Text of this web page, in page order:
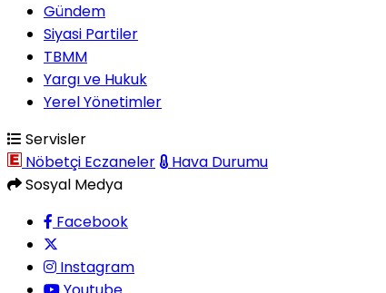
Gündem
Siyasi Partiler
TBMM
Yargı ve Hukuk
Yerel Yönetimler
Servisler
Nöbetçi Eczaneler
Hava Durumu
Sosyal Medya
Facebook
Instagram